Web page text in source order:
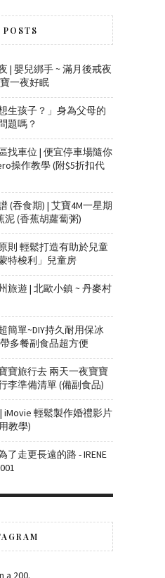
| 嬰兒綁手 ~ 滿月後戒夜
一夜好眠
生孩子？」身為父母的
題嗎？
找車位 | 便宜停車場隨你
操作教學 (附$5折扣代
(吞食期) | 艾寶4M一星期
泥 (香蕉胡蘿蔔粥)
則 輕鬆打造有助於兒童
特梭利」兒童房
旅遊 | 北歐小鎮 ~ 丹麥村
簡單~DIY持久耐用保冰
多餐副食品超方便
寶旅行去 兩天一夜寶寶
李準備清單 (備副食品)
iMovie 輕鬆製作婚禮影片
教學)
了走更長遠的路 - IRENE
a 200.